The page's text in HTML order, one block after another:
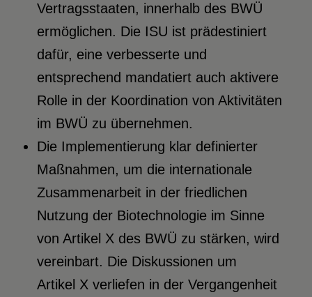
Vertragsstaaten, innerhalb des BWÜ
ermöglichen. Die ISU ist prädestiniert
dafür, eine verbesserte und
entsprechend mandatiert auch aktivere
Rolle in der Koordination von Aktivitäten
im BWÜ zu übernehmen.
Die Implementierung klar definierter
Maßnahmen, um die internationale
Zusammenarbeit in der friedlichen
Nutzung der Biotechnologie im Sinne
von Artikel X des BWÜ zu stärken, wird
vereinbart. Die Diskussionen um
Artikel X verliefen in der Vergangenheit